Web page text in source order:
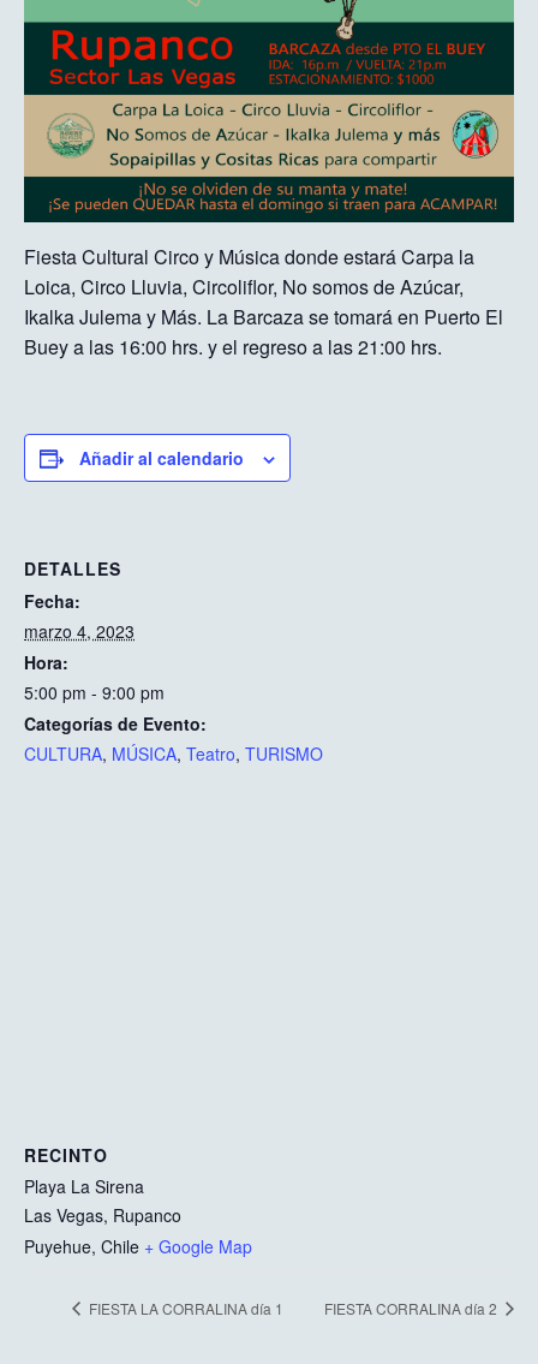
Fiesta Cultural Circo y Música donde estará Carpa la
Loica, Circo Lluvia, Circoliflor, No somos de Azúcar,
Ikalka Julema y Más. La Barcaza se tomará en Puerto El
Buey a las 16:00 hrs. y el regreso a las 21:00 hrs.
Añadir al calendario
DETALLES
Fecha:
marzo 4, 2023
Hora:
5:00 pm - 9:00 pm
Categorías de Evento:
CULTURA, MÚSICA, Teatro, TURISMO
RECINTO
Playa La Sirena
Las Vegas, Rupanco
Puyehue, Chile + Google Map
FIESTA LA CORRALINA día 1 FIESTA CORRALINA día 2